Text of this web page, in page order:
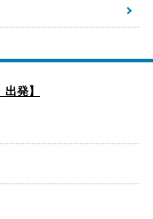
発】